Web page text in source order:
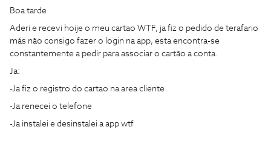
Boa tarde
Aderi e recevi hoije o meu cartao WTF, ja fiz o pedido de terafario
más não consigo fazer o login na app, esta encontra-se
constantemente a pedir para associar o cartão a conta.
Ja:
-Ja fiz o registro do cartao na area cliente
-Ja renecei o telefone
-Ja instalei e desinstalei a app wtf